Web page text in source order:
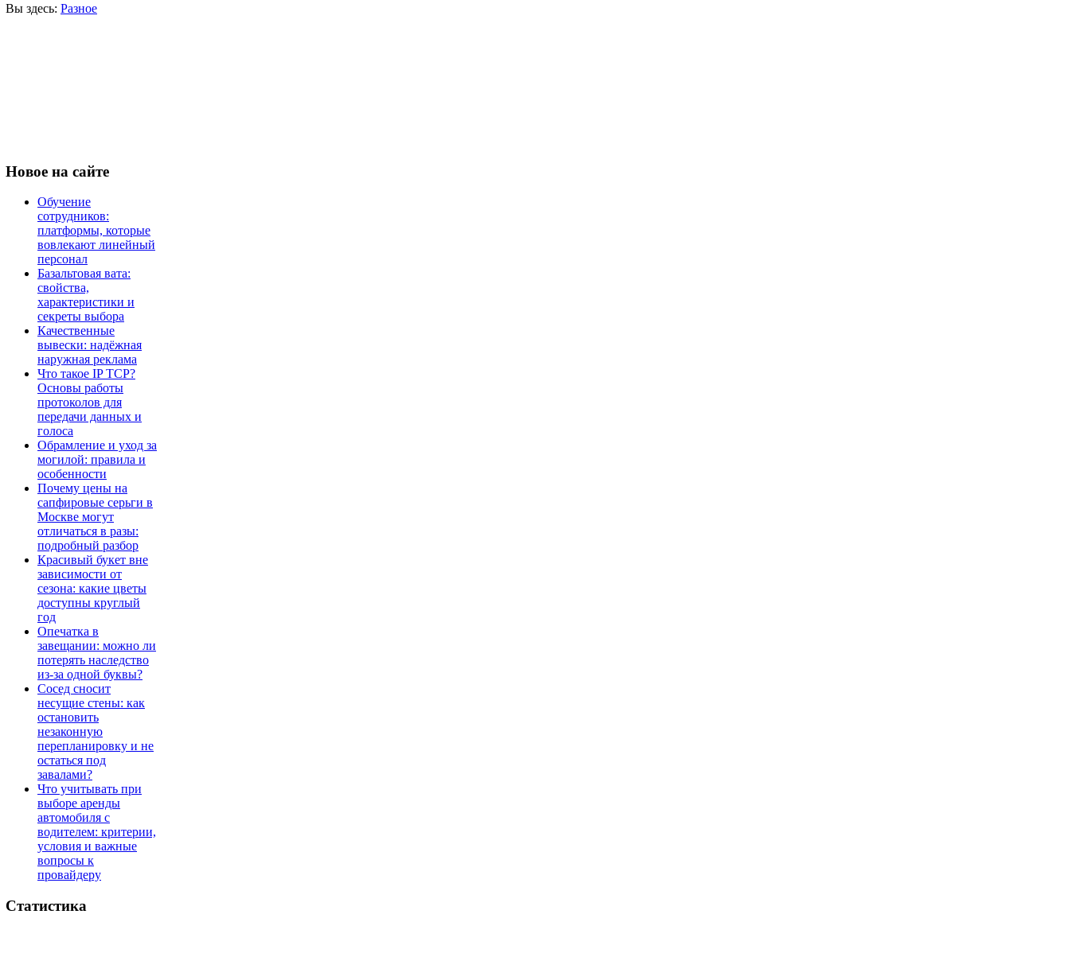
Вы здесь: Разное
Новое на сайте
Обучение
сотрудников:
платформы, которые
вовлекают линейный
персонал
Базальтовая вата:
свойства,
характеристики и
секреты выбора
Качественные
вывески: надёжная
наружная реклама
Что такое IP TCP?
Основы работы
протоколов для
передачи данных и
голоса
Обрамление и уход за
могилой: правила и
особенности
Почему цены на
сапфировые серьги в
Москве могут
отличаться в разы:
подробный разбор
Красивый букет вне
зависимости от
сезона: какие цветы
доступны круглый
год
Опечатка в
завещании: можно ли
потерять наследство
из-за одной буквы?
Сосед сносит
несущие стены: как
остановить
незаконную
перепланировку и не
остаться под
завалами?
Что учитывать при
выборе аренды
автомобиля с
водителем: критерии,
условия и важные
вопросы к
провайдеру
Статистика